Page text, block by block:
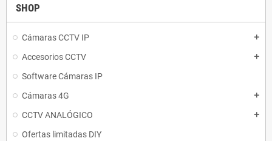
SHOP
Cámaras CCTV IP add
Accesorios CCTV add
Software Cámaras IP
Cámaras 4G
add
CCTV ANALÓGICO add
Ofertas limitadas DIY